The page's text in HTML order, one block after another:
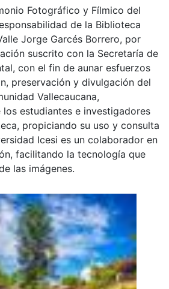
Fotográfico y Fílmico del
de la Biblioteca
Jorge Garcés Borrero, por
suscrito con la Secretaría de
con el fin de aunar esfuerzos
preservación y divulgación del
Vallecaucana,
estudiantes e investigadores
propiciando su uso y consulta
Icesi es un colaborador en
facilitando la tecnología que
las imágenes.